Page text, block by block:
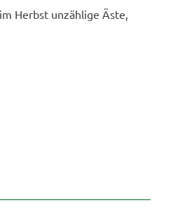
Herbst unzählige Äste,